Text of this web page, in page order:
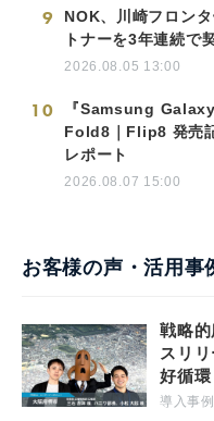
9
NOK、川崎フロン
トナーを3年連続で
2026.08.05 13:00
10
『Samsung
Fold8｜Flip8 発売
レポート
2026.08.07 15:00
お客様の声・活用事
戦略
スリ
好循環
導入事